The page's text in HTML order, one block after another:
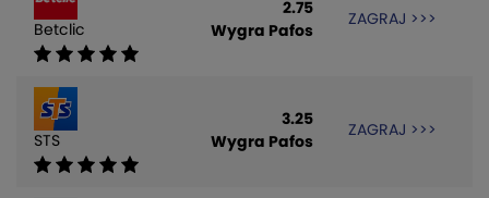
Betclic
2.75
Wygra Pafos
ZAGRAJ >>>
STS
3.25
Wygra Pafos
ZAGRAJ >>>